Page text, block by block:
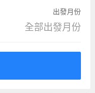
出發月份
全部出發月份